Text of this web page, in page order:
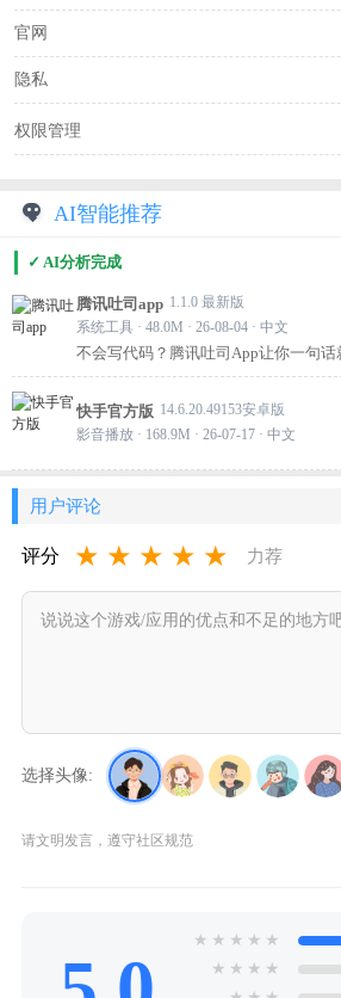
官网
隐私
权限管理
AI智能推荐
✓ AI分析完成
腾讯吐司app 1.1.0 最新版
系统工具 · 48.0M · 26-08-04 · 中文
不会写代码？腾讯吐司App让你一句话
用！打开软件说出想法，AI自动写代
变应用达人。内置灵感广场可套用模板
搜到AI推荐的好用App。定制工具、分
能玩转手机开发，快来试试吧！
快手官方版 14.6.20.49153安卓版
影音播放 · 168.9M · 26-07-17 · 中文
用户评论
评分 ★ ★ ★ ★ ★ 力荐
选择头像:
请文明发言，遵守社区规范
★ ★ ★ ★ ★
★ ★ ★ ★